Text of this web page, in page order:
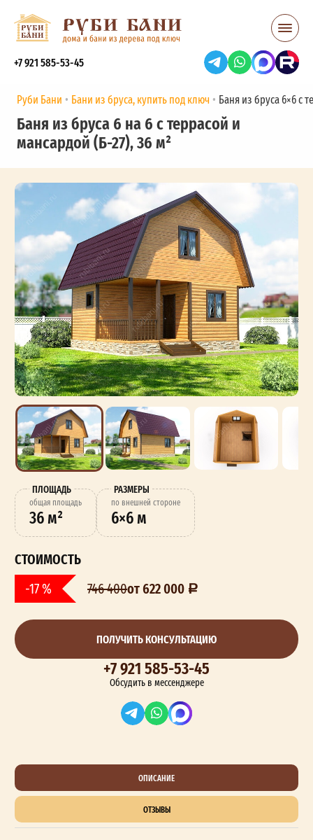
+7 921 585-53-45
Руби Бани Бани из бруса, купить под ключ Баня из бруса 6×6 с
Баня из бруса 6 на 6 с террасой и
мансардой (Б-27), 36 м²
ПЛОЩАДЬ
oбщая площадь
36 м²
РАЗМЕРЫ
по внешней стороне
6×6 м
СТОИМОСТЬ
-17 % 746 400от 622 000
ПОЛУЧИТЬ КОНСУЛЬТАЦИЮ
+7 921 585-53-45
Обсудить в мессенджере
ОПИСАНИЕ
ОТЗЫВЫ